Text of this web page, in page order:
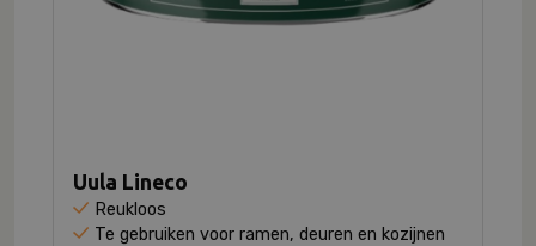
Uula Lineco
Reukloos
Te gebruiken voor ramen, deuren en kozijnen